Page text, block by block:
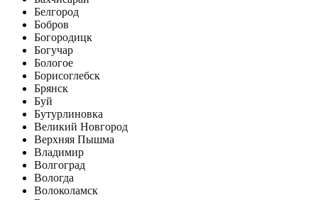
Белгород
Бобров
Богородицк
Богучар
Бологое
Борисоглебск
Брянск
Буй
Бутурлиновка
Великий Новгород
Верхняя Пышма
Владимир
Волгоград
Вологда
Волоколамск